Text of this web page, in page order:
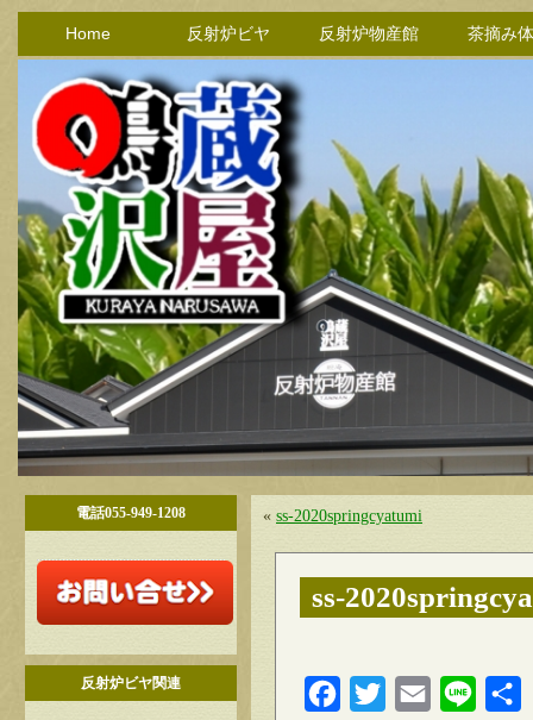
Home 反射炉ビヤ 反射炉物産館 茶摘み
電話055-949-1208
反射炉ビヤ関連
« ss-2020springcyatumi
ss-
FacebookTwitter Email Line